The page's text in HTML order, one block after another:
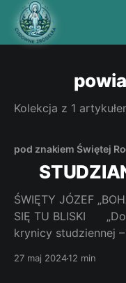
Kolekcja z 1
pod znakiem Świętej
ŚWIĘTY JÓZEF
SIĘ TU BLISKI „Dom ten jest słynny z życiodajnej
krynicy studziennej
potrójna, z
27 maj 202412 min